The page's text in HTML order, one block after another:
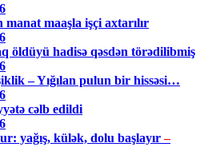
maaşla işçi axtarılır
öldüyü hadisə qəsdən törədilibmiş
– Yığılan pulun bir hissəsi…
cəlb edildi
yağış, külək, dolu başlayır–